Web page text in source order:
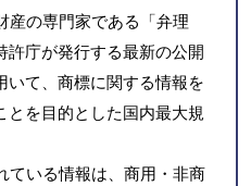
産の専門家である「弁理
許庁が発行する最新の公開
いて、商標に関する情報を
とを目的とした国内最大規
ている情報は、商用・非商